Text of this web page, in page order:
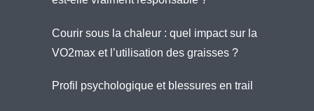
Courir sous la chaleur : quel impact sur la
VO2max et l’utilisation des graisses ?
Profil psychologique et blessures en trail